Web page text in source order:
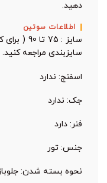
دهید.
اطلاعات سوتین
سایز :
سایزبندی مراجعه
اسفنج: ندارد
جک: ندارد
فنر: دارد
جنس: تور
نحوه بسته شدن: